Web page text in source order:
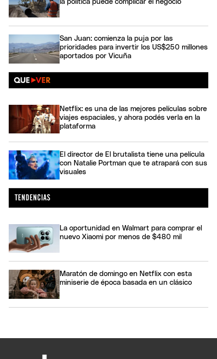
la política puede complicar el negocio
San Juan: comienza la puja por las
prioridades para invertir los US$250 millones
aportados por Vicuña
Netflix: es una de las mejores películas sobre
viajes espaciales, y ahora podés verla en la
plataforma
El director de El brutalista tiene una película
con Natalie Portman que te atrapará con sus
visuales
La oportunidad en Walmart para comprar el
nuevo Xiaomi por menos de $480 mil
Maratón de domingo en Netflix con esta
miniserie de época basada en un clásico